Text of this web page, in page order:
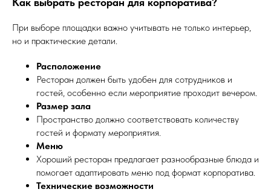
При выборе площадки важно учитывать не только интерьер,
но и практические детали.
Расположение
Ресторан должен быть удобен для сотрудников и
гостей, особенно если мероприятие проходит вечером.
Размер зала
Пространство должно соответствовать количеству
гостей и формату мероприятия.
Меню
Хороший ресторан предлагает разнообразные блюда и
помогает адаптировать меню под формат корпоратива.
Технические возможности